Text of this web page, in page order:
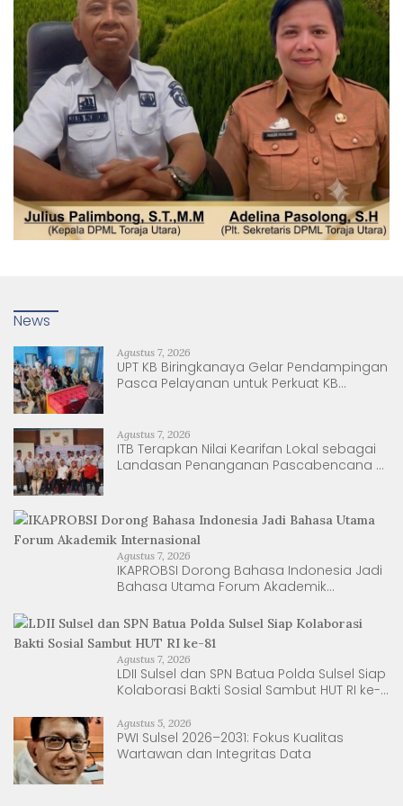
News
Agustus 7, 2026
UPT KB Biringkanaya Gelar Pendampingan
Pasca Pelayanan untuk Perkuat KB
Agustus 7, 2026
ITB Terapkan Nilai Kearifan Lokal sebagai
Landasan Penanganan Pascabencana di
Agustus 7, 2026
IKAPROBSI Dorong Bahasa Indonesia Jadi
Bahasa Utama Forum Akademik
Agustus 7, 2026
LDII Sulsel dan SPN Batua Polda Sulsel Siap
Kolaborasi Bakti Sosial Sambut HUT RI ke-
Agustus 5, 2026
PWI Sulsel 2026–2031: Fokus Kualitas
Wartawan dan Integritas Data